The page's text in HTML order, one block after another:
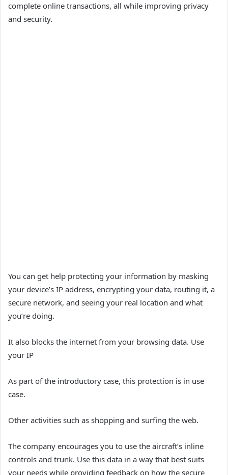
complete online transactions, all while improving privacy
and security.
You can get help protecting your information by masking
your device’s IP address, encrypting your data, routing it, a
secure network, and seeing your real location and what
you’re doing.
It also blocks the internet from your browsing data. Use
your IP
As part of the introductory case, this protection is in use
case.
Other activities such as shopping and surfing the web.
The company encourages you to use the aircraft’s inline
controls and trunk. Use this data in a way that best suits
your needs while providing feedback on how the secure